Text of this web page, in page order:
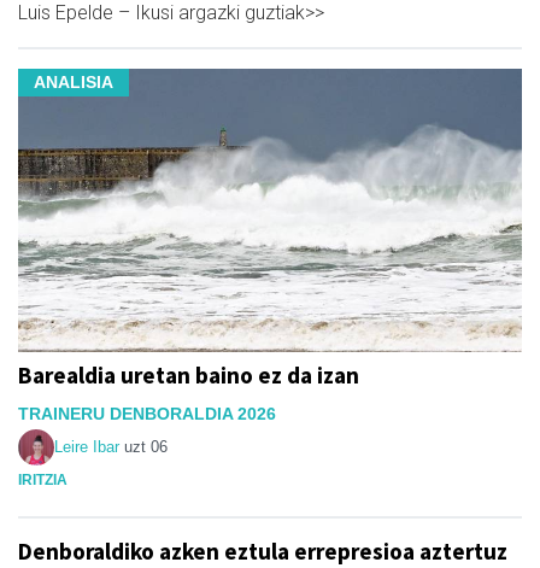
Luis Epelde – Ikusi argazki guztiak>>
ANALISIA
Barealdia uretan baino ez da izan
TRAINERU DENBORALDIA 2026
Leire Ibar uzt 06
IRITZIA
Denboraldiko azken eztula errepresioa aztertuz